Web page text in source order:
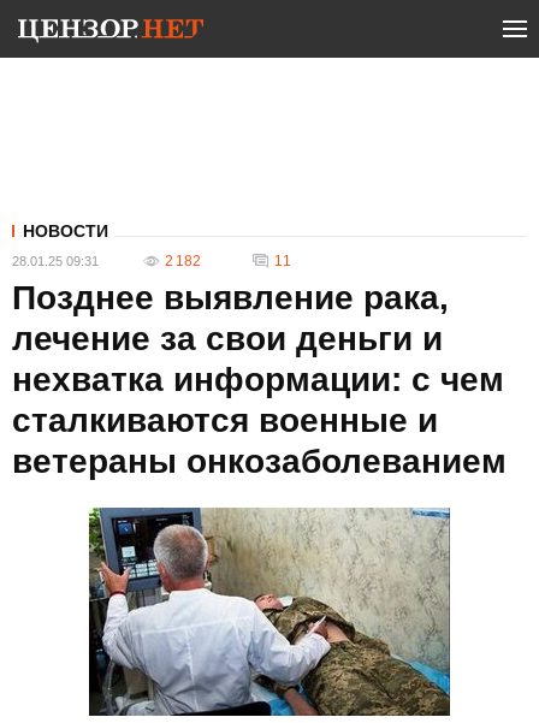
НОВОСТИ
28.01.25 09:31 2 182 11
Позднее выявление рака,
лечение за свои деньги и
нехватка информации: с чем
сталкиваются военные и
ветераны онкозаболеванием